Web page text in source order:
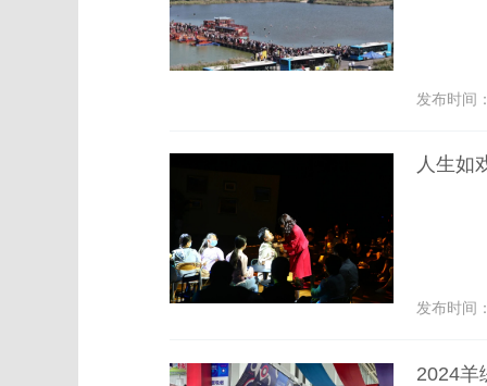
发布时间
人生如
发布时间
2024羊